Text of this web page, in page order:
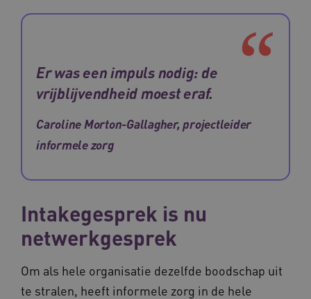
Er was een impuls nodig: de
vrijblijvendheid moest eraf.
Caroline Morton-Gallagher, projectleider
informele zorg
Intakegesprek is nu
netwerkgesprek
Om als hele organisatie dezelfde boodschap uit
te stralen, heeft informele zorg in de hele
AWSALBCORS
Amazon.com Inc.
FPLC